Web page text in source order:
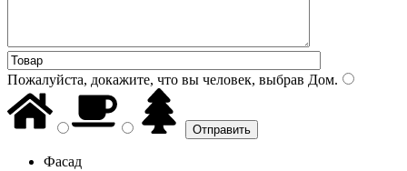
Пожалуйста, докажите, что вы человек, выбрав Дом.
Фасад